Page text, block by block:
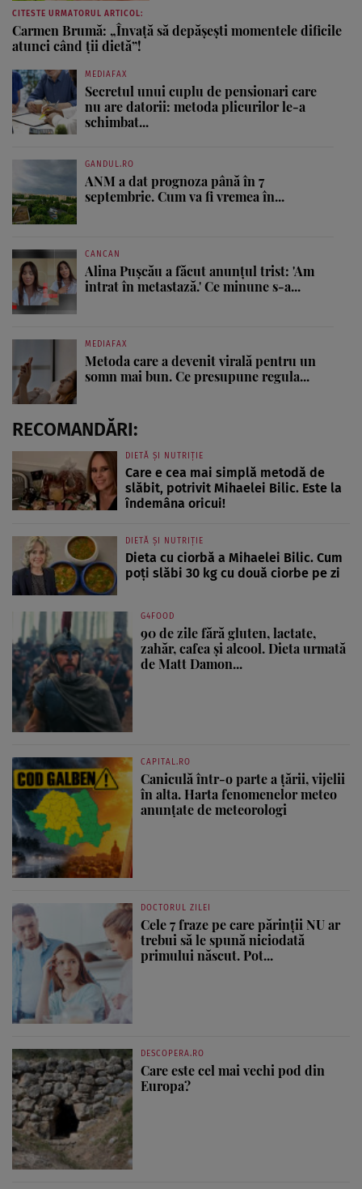
CITESTE URMATORUL ARTICOL:
Carmen Brumă: „Învaţă să depăşeşti momentele dificile
atunci când ţii dietă”!
MEDIAFAX
Secretul unui cuplu de pensionari care
nu are datorii: metoda plicurilor le-a
schimbat...
GANDUL.RO
ANM a dat prognoza până în 7
septembrie. Cum va fi vremea în...
CANCAN
Alina Pușcău a făcut anunțul trist: 'Am
intrat în metastază.' Ce minune s-a...
MEDIAFAX
Metoda care a devenit virală pentru un
somn mai bun. Ce presupune regula...
RECOMANDĂRI:
DIETĂ ȘI NUTRIȚIE
Care e cea mai simplă metodă de
slăbit, potrivit Mihaelei Bilic. Este la
îndemâna oricui!
DIETĂ ȘI NUTRIȚIE
Dieta cu ciorbă a Mihaelei Bilic. Cum
poți slăbi 30 kg cu două ciorbe pe zi
G4FOOD
90 de zile fără gluten, lactate,
zahăr, cafea și alcool. Dieta urmată
de Matt Damon...
CAPITAL.RO
Caniculă într-o parte a țării, vijelii
în alta. Harta fenomenelor meteo
anunțate de meteorologi
DOCTORUL ZILEI
Cele 7 fraze pe care părinții NU ar
trebui să le spună niciodată
primului născut. Pot...
DESCOPERA.RO
Care este cel mai vechi pod din
Europa?